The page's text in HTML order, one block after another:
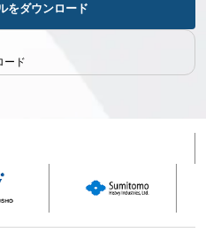
をダウンロード
ード